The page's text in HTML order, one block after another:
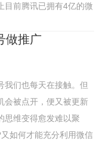
目前腾讯已拥有4亿的微
做推广
我们也每天在接触。但
会被点开，便又被更新
思维变得愈发难以聚
如何才能充分利用微信